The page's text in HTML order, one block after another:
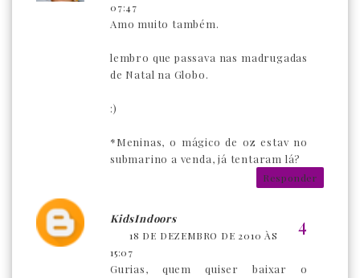
07:47
Amo muito também.
lembro que passava nas madrugadas
de Natal na Globo.
:)
*Meninas, o mágico de oz estav no
submarino a venda, já tentaram lá?
Responder
KidsIndoors
18 DE DEZEMBRO DE 2010 ÀS
15:07
Gurias, quem quiser baixar o